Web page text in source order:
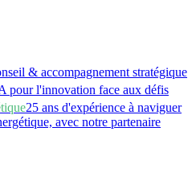
& accompagnement stratégique
pour l'innovation face aux défis
25 ans d'expérience à naviguer
avec notre partenaire